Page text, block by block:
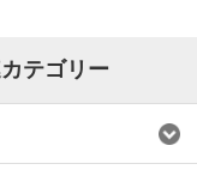
テゴリー